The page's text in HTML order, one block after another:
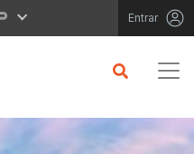
Entrar